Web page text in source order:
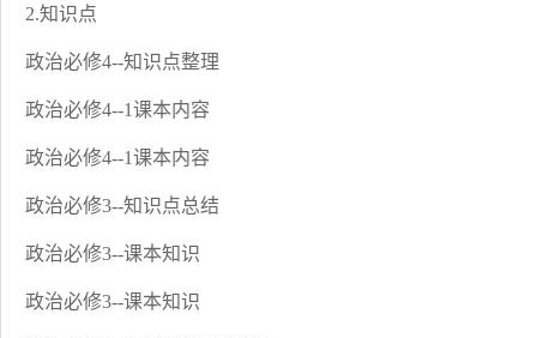
2.知识点
政治必修4--知识点整理
政治必修4--1课本内容
政治必修4--1课本内容
政治必修3--知识点总结
政治必修3--课本知识
政治必修3--课本知识